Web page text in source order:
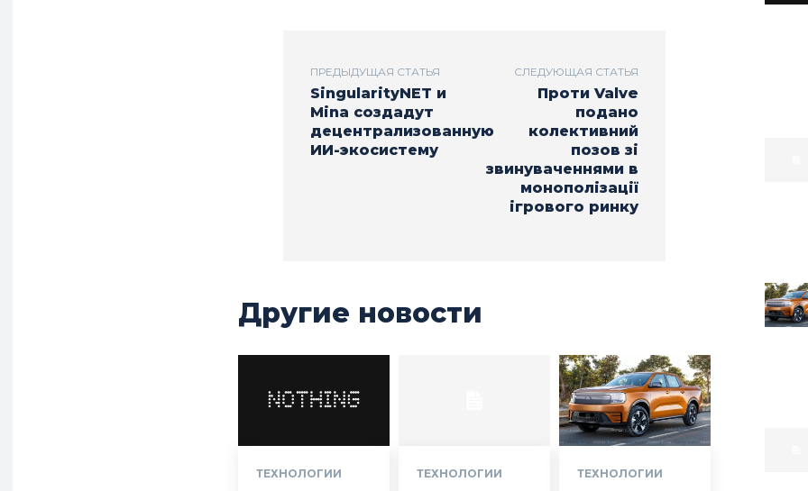
ПРЕДЫДУЩАЯ СТАТЬЯ
SingularityNET и
Mina создадут
децентрализованную
ИИ-экосистему
СЛЕДУЮЩАЯ СТАТЬЯ
Проти Valve
подано
колективний
позов зі
звинуваченнями в
монополізації
ігрового ринку
Другие новости
ТЕХНОЛОГИИ ТЕХНОЛОГИИ ТЕХНОЛОГИИ